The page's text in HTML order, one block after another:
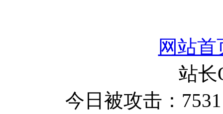
网站首
站
今日被攻击：